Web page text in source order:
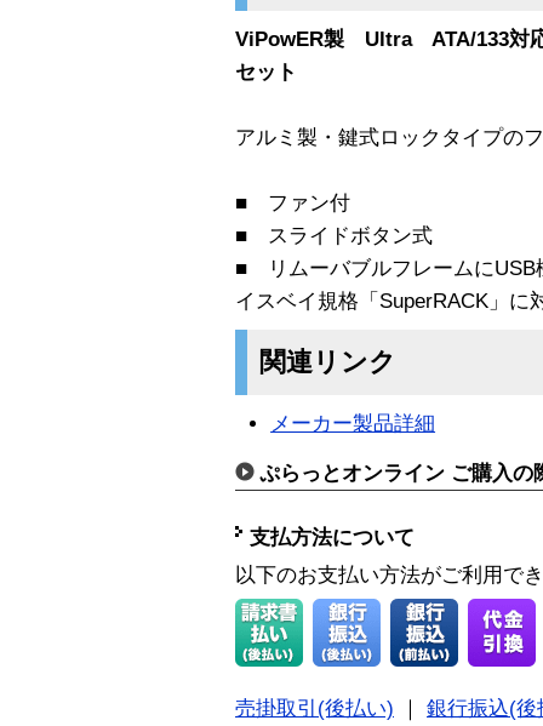
ViPowER製 Ultra ATA/133対
セット
アルミ製・鍵式ロックタイプの
■ ファン付
■ スライドボタン式
■ リムーバブルフレームにUSB
イスベイ規格「SuperRACK」に
関連リンク
メーカー製品詳細
ぷらっとオンライン ご購入の
支払方法について
以下のお支払い方法がご利用で
売掛取引(後払い)
銀行振込(後